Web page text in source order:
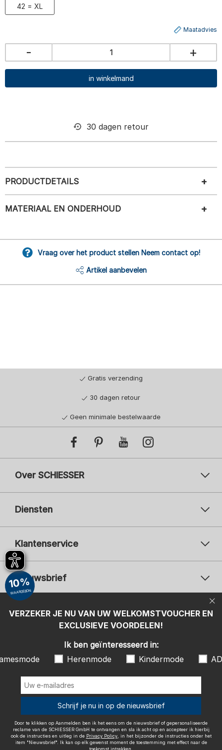
42 = XL
Maatadvies
- +
in winkelmand
30 dagen retour
PRODUCTDETAILS
MATERIAAL EN ONDERHOUD
Vraag over het product stellen Neem contact op!
Artikel aanbevelen
Gratis verzending
30 dagen retour
Geen minimale bestelwaarde
Over SCHIESSER
Diensten
Klantenservice
Nieuwsbrief
Uw
Uw e-mailadres
Aanmelden
Herenmode
ADIDAS
Door te klikken op Aanmelden ben ik het eens om de nieuwsbrief of
gepersonaliseerde reclame van de SCHIESSER GmbH te ontvangen en
sla ik acht op en accepteer ik hierbij ook de instructies en uitleg in de
, in het bijzonder de instructies onder het item
effect naar de toekomst intrekken.
Betaalwijzen
Wij bezorgen met
VERZEKER JE NU VAN UW WELKOMSTVOUCHER EN
EXCLUSIEVE VOORDELEN!
10%
WAARDEBON
Ik ben geïnteresseerd in:
Herenmode Kindermode
Schrijf je nu in op de nieuwsbrief
Door te klikken op Aanmelden ben ik het eens om de nieuwsbrief of gepersonaliseerde
reclame van de SCHIESSER GmbH te ontvangen en sla ik acht op en accepteer ik hierbij
ook de instructies en uitleg in de Privacy Policy, in het bijzonder de instructies onder het
item "Nieuwsbrief". Ik kan op elk gewenst moment de toestemming met effect naar de
toekomst intrekken.